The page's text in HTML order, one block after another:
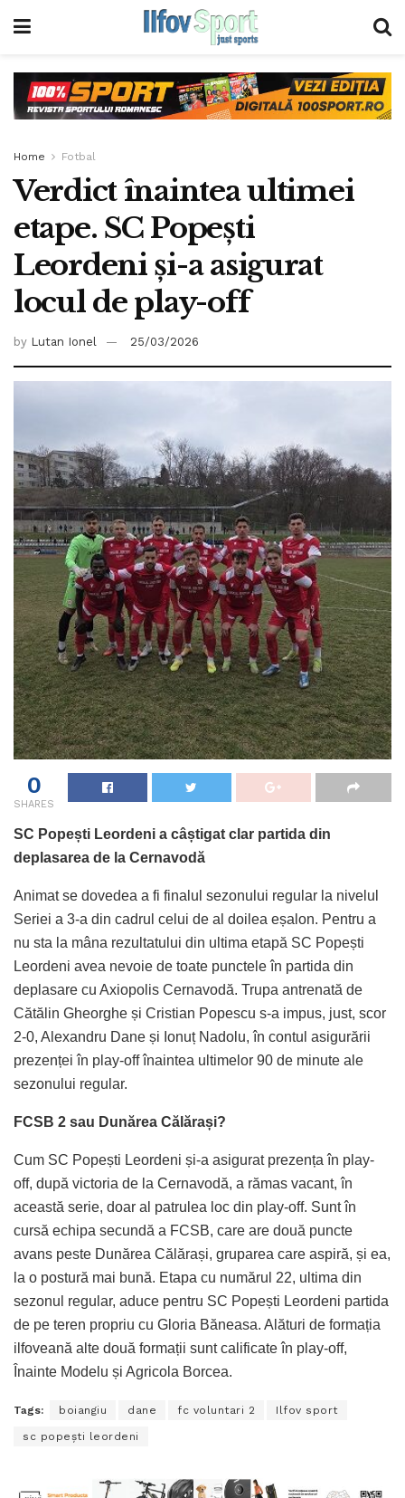
Home Fotbal
Verdict înaintea ultimei
etape. SC Popești
Leordeni și-a asigurat
locul de play-off
by Lutan Ionel 25/03/2026
0
SHARES
SC Popești Leordeni a câștigat clar partida din
deplasarea de la Cernavodă
Animat se dovedea a fi finalul sezonului regular la nivelul
Seriei a 3-a din cadrul celui de al doilea eșalon. Pentru a
nu sta la mâna rezultatului din ultima etapă SC Popești
Leordeni avea nevoie de toate punctele în partida din
deplasare cu Axiopolis Cernavodă. Trupa antrenată de
Cătălin Gheorghe și Cristian Popescu s-a impus, just, scor
2-0, Alexandru Dane și Ionuț Nadolu, în contul asigurării
prezenței în play-off înaintea ultimelor 90 de minute ale
sezonului regular.
FCSB 2 sau Dunărea Călărași?
Cum SC Popești Leordeni și-a asigurat prezența în play-
off, după victoria de la Cernavodă, a rămas vacant, în
această serie, doar al patrulea loc din play-off. Sunt în
cursă echipa secundă a FCSB, care are două puncte
avans peste Dunărea Călărași, gruparea care aspiră, și ea,
la o postură mai bună. Etapa cu numărul 22, ultima din
sezonul regular, aduce pentru SC Popești Leordeni partida
de pe teren propriu cu Gloria Băneasa. Alături de formația
ilfoveană alte două formații sunt calificate în play-off,
Înainte Modelu și Agricola Borcea.
Tags: boiangiu dane fc voluntari 2 Ilfov sport
sc popeşti leordeni